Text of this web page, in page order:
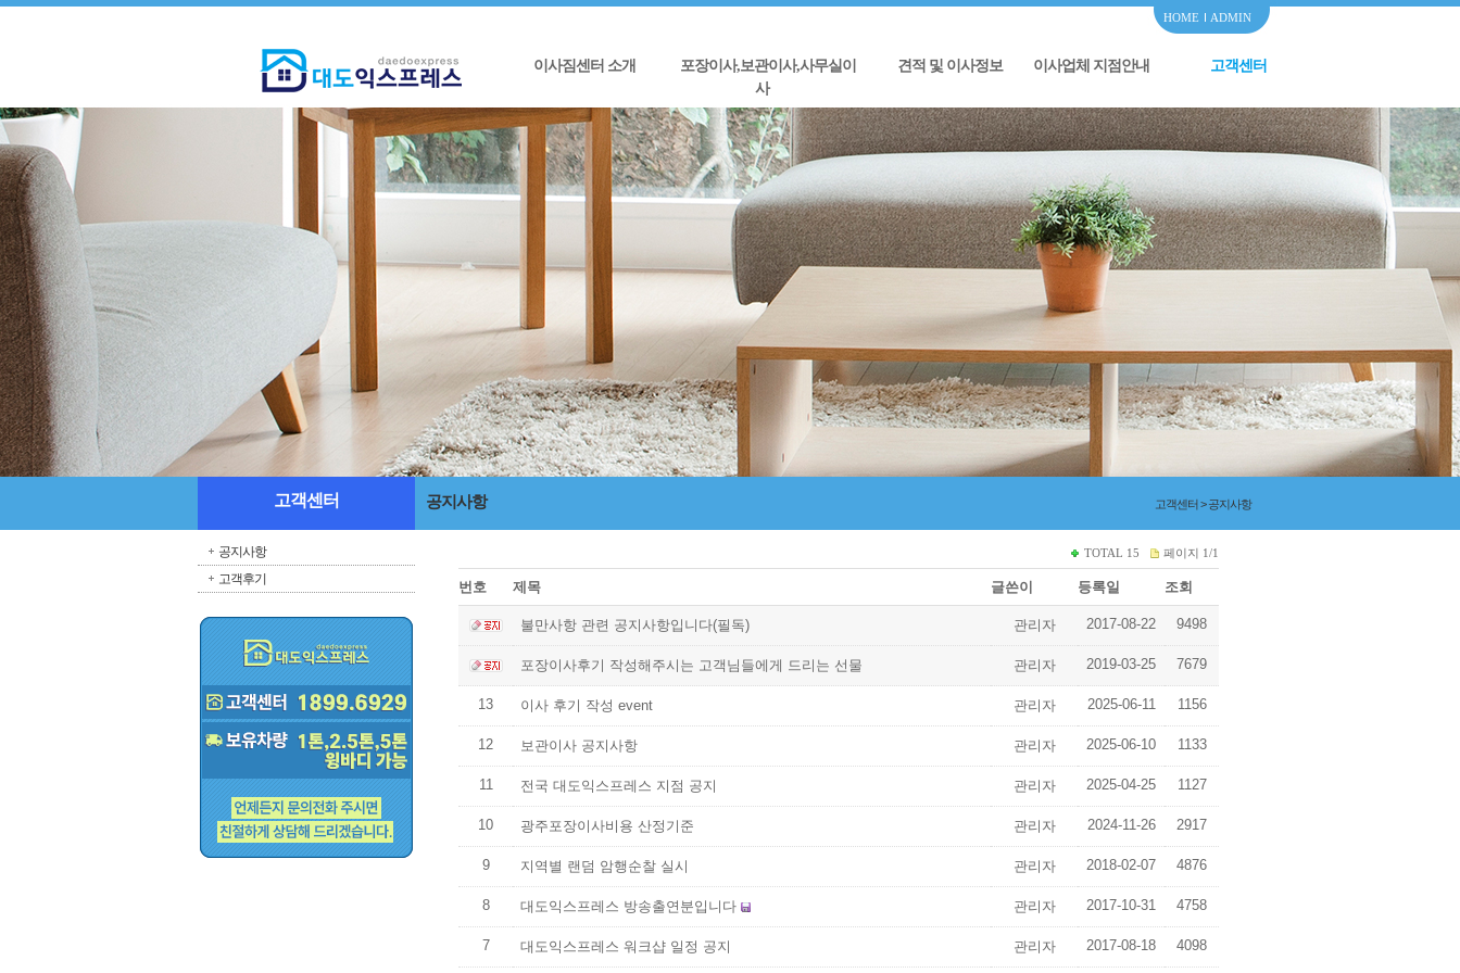
HOME ADMIN
이사짐센터 소개
포장이사,보관이사,사무실이
사
견적 및 이사정보 이사업체 지점안내 고객센터
고객센터
공지사항
고객후기
공지사항 고객센터 > 공지사항
TOTAL 15 페이지 1/1
번호 제목 글쓴이 등록일 조회
불만사항 관련 공지사항입니다(필독) 관리자 2017-08-22 9498
포장이사후기 작성해주시는 고객님들에게 드리는 선물 관리자 2019-03-25 7679
13 이사 후기 작성 event 관리자 2025-06-11 1156
12 보관이사 공지사항 관리자 2025-06-10 1133
11 전국 대도익스프레스 지점 공지 관리자 2025-04-25 1127
10 광주포장이사비용 산정기준 관리자 2024-11-26 2917
9 지역별 랜덤 암행순찰 실시 관리자 2018-02-07 4876
8 대도익스프레스 방송출연분입니다 관리자 2017-10-31 4758
7 대도익스프레스 워크샵 일정 공지 관리자 2017-08-18 4098